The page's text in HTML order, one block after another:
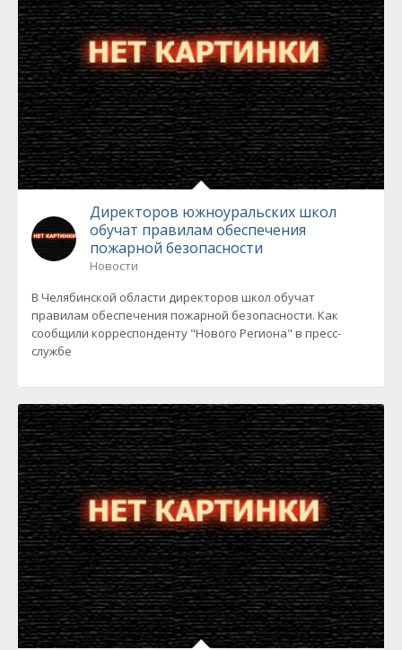
Директоров южноуральских школ
обучат правилам обеспечения
пожарной безопасности
Новости
В Челябинской области директоров школ обучат
правилам обеспечения пожарной безопасности. Как
сообщили корреспонденту "Нового Региона" в пресс-
службе